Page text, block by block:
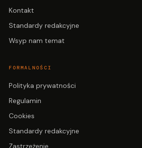
Kontakt
Standardy redakcyjne
Wsyp nam temat
FORMALNOŚCI
Polityka prywatności
Regulamin
Cookies
Standardy redakcyjne
Zastrzeżenie